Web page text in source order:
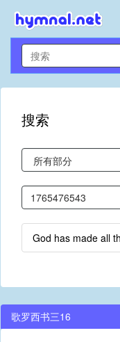
搜索
God has made all
歌罗西书三16